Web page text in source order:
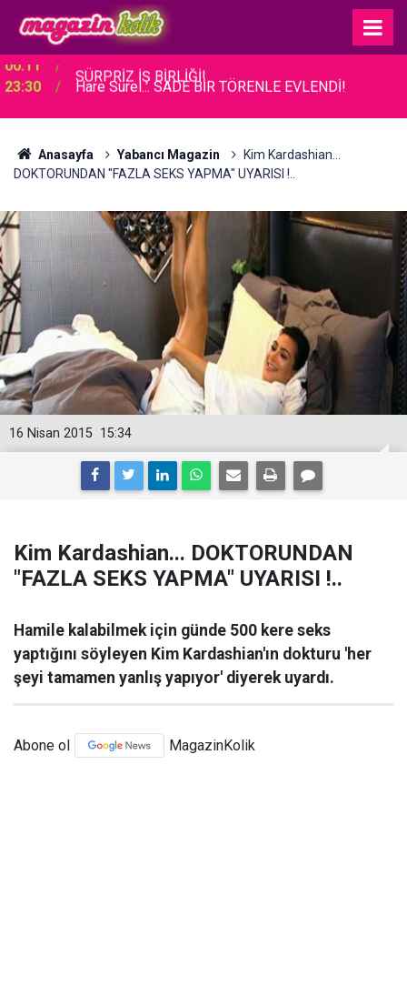
23:30 Hare Sürel... SADE BİR TÖRENLE EVLENDİ!
Anasayfa Yabancı Magazin
Kim Kardashian...
DOKTORUNDAN "FAZLA SEKS YAPMA" UYARISI !..
15:34
16 Nisan 2015
Kim Kardashian... DOKTORUNDAN
"FAZLA SEKS YAPMA" UYARISI !..
Hamile kalabilmek için günde 500 kere seks
yaptığını söyleyen Kim Kardashian'ın dokturu 'her
şeyi tamamen yanlış yapıyor' diyerek uyardı.
Abone ol MagazinKolik